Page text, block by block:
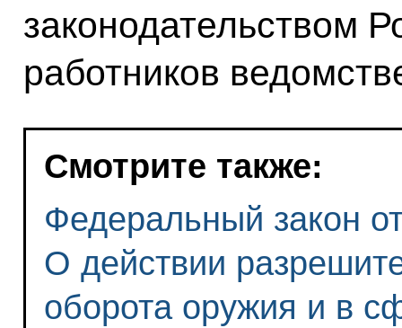
законодательством
работников
Смотрите также:
Федеральный закон
О действии
оборота оружия и в